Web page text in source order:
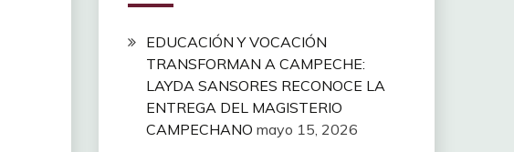
EDUCACIÓN Y VOCACIÓN
TRANSFORMAN A CAMPECHE:
LAYDA SANSORES RECONOCE LA
ENTREGA DEL MAGISTERIO
CAMPECHANO mayo 15, 2026